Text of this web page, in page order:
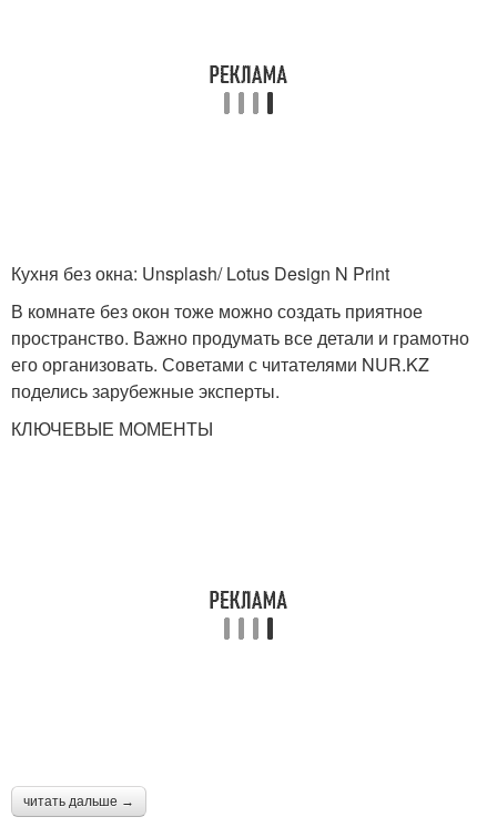
Кухня без окна: Unsplash/ Lotus Design N Print
В комнате без окон тоже можно создать приятное
пространство. Важно продумать все детали и грамотно
его организовать. Советами с читателями NUR.KZ
поделись зарубежные эксперты.
КЛЮЧЕВЫЕ МОМЕНТЫ
читать дальше →